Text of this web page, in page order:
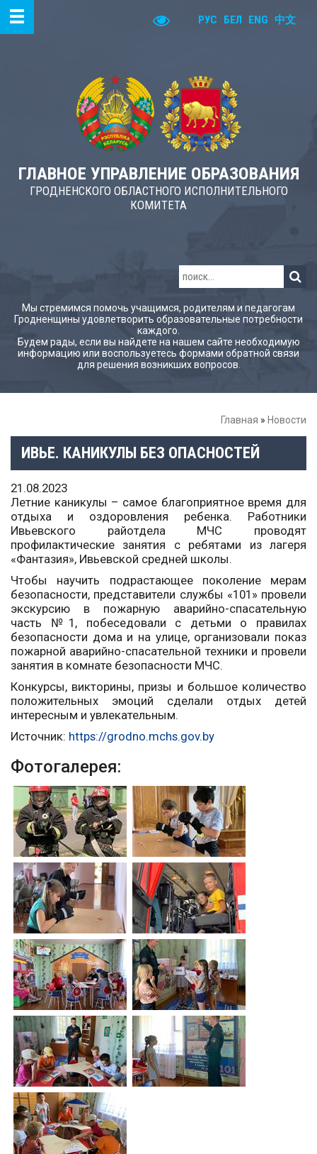
РУС БЕЛ ENG 中文
ГЛАВНОЕ УПРАВЛЕНИЕ ОБРАЗОВАНИЯ
ГРОДНЕНСКОГО ОБЛАСТНОГО ИСПОЛНИТЕЛЬНОГО
КОМИТЕТА
Мы стремимся помочь учащимся, родителям и педагогам
Гродненщины удовлетворить образовательные потребности
каждого.
Будем рады, если вы найдете на нашем сайте необходимую
информацию или воспользуетесь формами обратной связи
для решения возникших вопросов.
Главная » Новости
ИВЬЕ. КАНИКУЛЫ БЕЗ ОПАСНОСТЕЙ
21.08.2023
Летние каникулы – самое благоприятное время для
отдыха и оздоровления ребенка. Работники
Ивьевского райотдела МЧС проводят
профилактические занятия с ребятами из лагеря
«Фантазия», Ивьевской средней школы.
Чтобы научить подрастающее поколение мерам
безопасности, представители службы «101» провели
экскурсию в пожарную аварийно-спасательную
часть №1, побеседовали с детьми о правилах
безопасности дома и на улице, организовали показ
пожарной аварийно-спасательной техники и провели
занятия в комнате безопасности МЧС.
Конкурсы, викторины, призы и большое количество
положительных эмоций сделали отдых детей
интересным и увлекательным.
Источник: https://grodno.mchs.gov.by
Фотогалерея: